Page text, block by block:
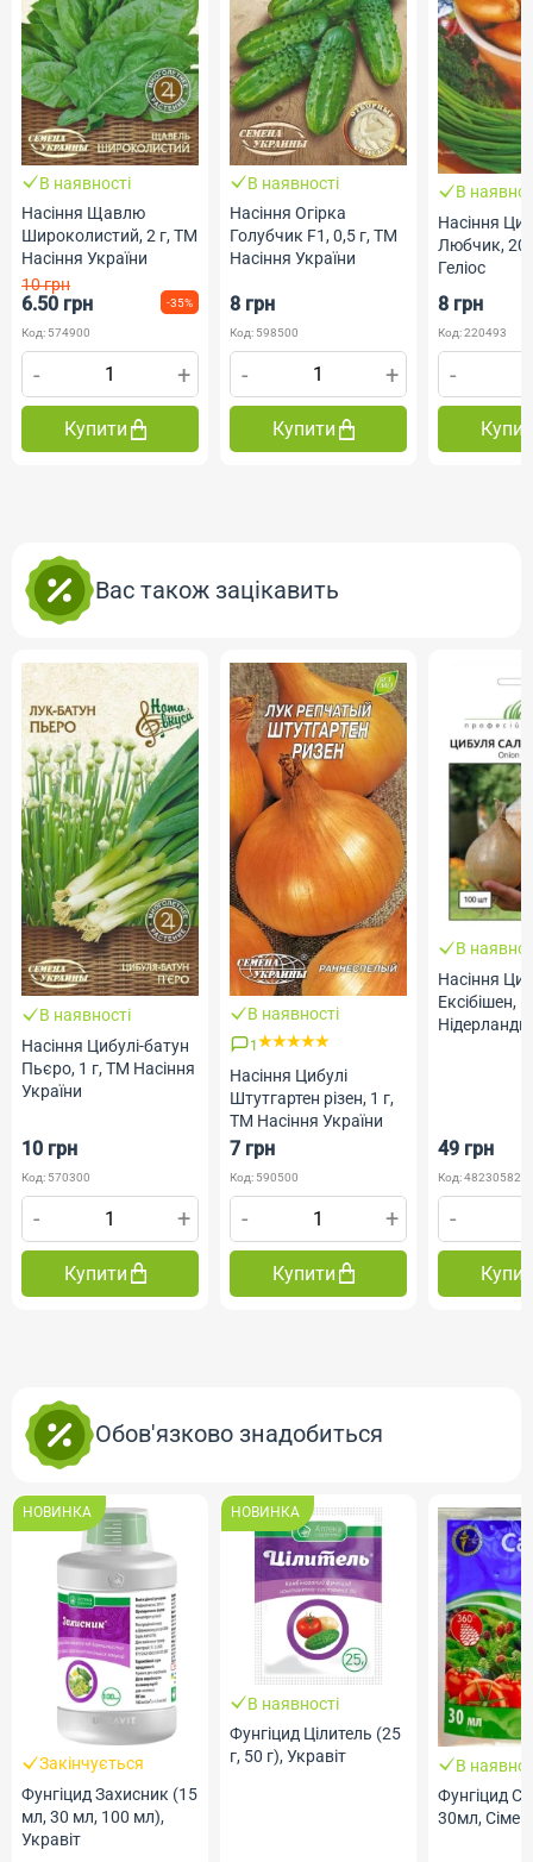
В наявності
Насіння Щавлю
Широколистий, 2 г, ТМ
Насіння України
10 грн
6.50 грн -35%
Код: 574900
- +
Купити
В наявності
Насіння Огірка
Голубчик F1, 0,5 г, ТМ
Насіння України
8 грн
Код: 598500
- +
Купити
В
Насіння
Любчик,
Геліос
8 грн
Код: 220493
-
Вас також зацікавить
В наявності
Насіння Цибулі-батун
Пьєро, 1 г, ТМ Насіння
України
10 грн
Код: 570300
- +
Купити
В наявності
1
Насіння Цибулі
Штутгартен різен, 1 г,
ТМ Насіння України
7 грн
Код: 590500
- +
Купити
В
Насіння
Ексібішен,
49 грн
Код:
-
Обов'язково знадобиться
НОВИНКА
Закінчується
Фунгіцид Захисник (15
мл, 30 мл, 100 мл),
Укравіт
НОВИНКА
В наявності
Фунгіцид Цілитель (25
г, 50 г), Укравіт
В
Фунгіцид
30мл,